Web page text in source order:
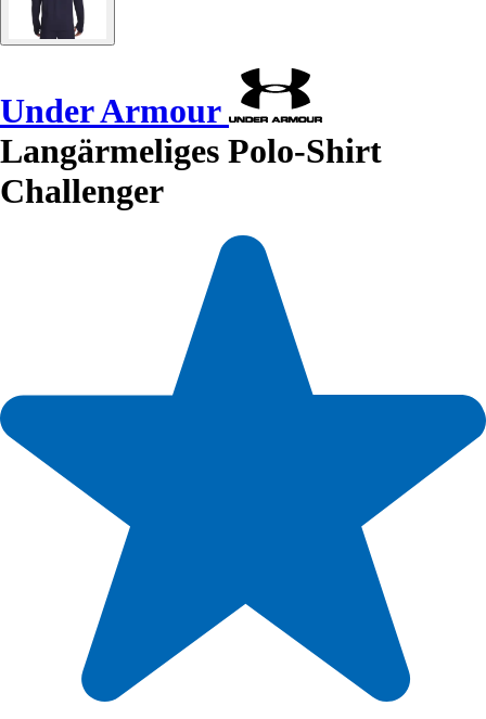
Under Armour
Langärmeliges Polo-Shirt
Challenger